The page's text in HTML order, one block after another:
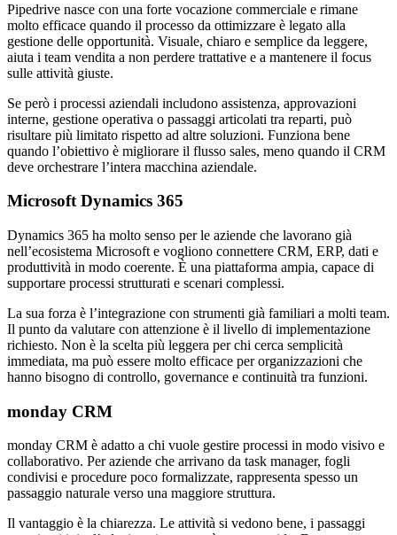
Pipedrive nasce con una forte vocazione commerciale e rimane
molto efficace quando il processo da ottimizzare è legato alla
gestione delle opportunità. Visuale, chiaro e semplice da leggere,
aiuta i team vendita a non perdere trattative e a mantenere il focus
sulle attività giuste.
Se però i processi aziendali includono assistenza, approvazioni
interne, gestione operativa o passaggi articolati tra reparti, può
risultare più limitato rispetto ad altre soluzioni. Funziona bene
quando l’obiettivo è migliorare il flusso sales, meno quando il CRM
deve orchestrare l’intera macchina aziendale.
Microsoft Dynamics 365
Dynamics 365 ha molto senso per le aziende che lavorano già
nell’ecosistema Microsoft e vogliono connettere CRM, ERP, dati e
produttività in modo coerente. È una piattaforma ampia, capace di
supportare processi strutturati e scenari complessi.
La sua forza è l’integrazione con strumenti già familiari a molti team.
Il punto da valutare con attenzione è il livello di implementazione
richiesto. Non è la scelta più leggera per chi cerca semplicità
immediata, ma può essere molto efficace per organizzazioni che
hanno bisogno di controllo, governance e continuità tra funzioni.
monday CRM
monday CRM è adatto a chi vuole gestire processi in modo visivo e
collaborativo. Per aziende che arrivano da task manager, fogli
condivisi e procedure poco formalizzate, rappresenta spesso un
passaggio naturale verso una maggiore struttura.
Il vantaggio è la chiarezza. Le attività si vedono bene, i passaggi